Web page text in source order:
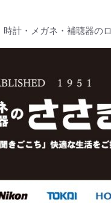
計・メガネ・補聴器の